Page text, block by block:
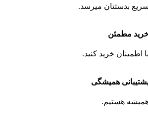
بدستتان میرسد.
مطمئن
اطمینان خرید کنید.
همیشگی
هستیم.